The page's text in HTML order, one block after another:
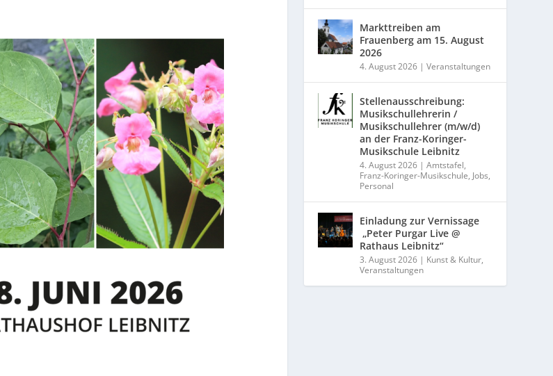
Markttreiben am
Frauenberg am 15. August
2026
4. August 2026 |Veranstaltungen
Stellenausschreibung:
Musikschullehrerin /
Musikschullehrer (m/w/d)
an der Franz-Koringer-
Musikschule Leibnitz
4. August 2026 |Amtstafel,
Franz-Koringer-Musikschule, Jobs,
Personal
Einladung zur Vernissage
„Peter Purgar Live @
Rathaus Leibnitz“
3. August 2026 | Kunst & Kultur,
Veranstaltungen